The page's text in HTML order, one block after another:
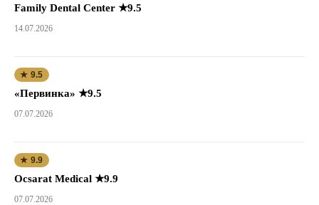
Family Dental Center ★9.5
14.07.2026
★ 9.5
«Первинка» ★9.5
07.07.2026
★ 9.9
Ocsarat Medical ★9.9
07.07.2026